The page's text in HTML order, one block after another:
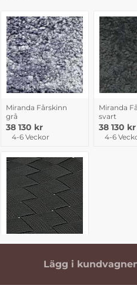
Miranda Fårskinn
grå
38 130 kr
4-6 Veckor
Miranda
svart
38 130 kr
4-6
Lägg i